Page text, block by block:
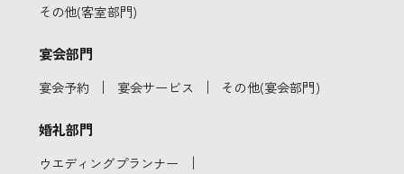
その他(客室部門)
宴会部門
宴会予約 ｜ 宴会サービス ｜ その他(宴会部門)
婚礼部門
ウエディングプランナー ｜